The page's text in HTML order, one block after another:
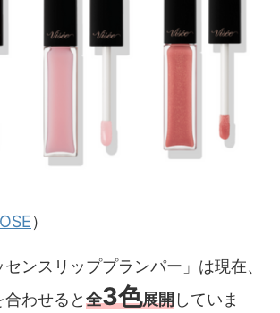
）
ンスリッププランパー」は現在、
わせると全3色展開していま